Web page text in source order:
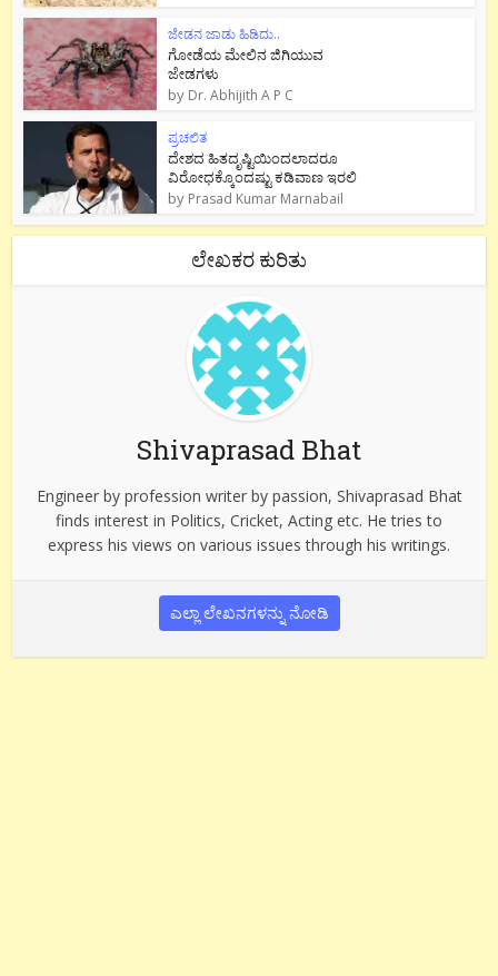
ಜೇಡನ ಜಾಡು ಹಿಡಿದು..
ಗೋಡೆಯ ಮೇಲಿನ ಜಿಗಿಯುವ
ಜೇಡಗಳು
by Dr. Abhijith A P C
ಪ್ರಚಲಿತ
ದೇಶದ ಹಿತದೃಷ್ಟಿಯಿಂದಲಾದರೂ
ವಿರೋಧಕ್ಕೊಂದಷ್ಟು ಕಡಿವಾಣ ಇರಲಿ
by Prasad Kumar Marnabail
ಲೇಖಕರ ಕುರಿತು
Shivaprasad Bhat
Engineer by profession writer by passion, Shivaprasad Bhat
finds interest in Politics, Cricket, Acting etc. He tries to
express his views on various issues through his writings.
ಎಲ್ಲಾ ಲೇಖನಗಳನ್ನು ನೋಡಿ